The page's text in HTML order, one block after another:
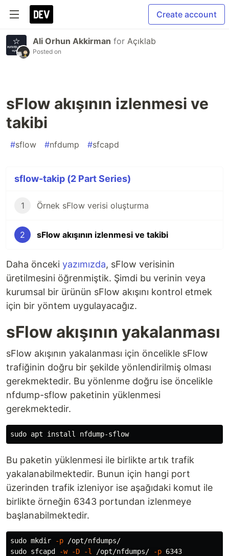
Create account
Ali Orhun Akkirman for Açıklab
Posted on
sFlow akışının izlenmesi ve
takibi
#sflow #nfdump #sfcapd
sflow-takip (2 Part Series)
1 Örnek sFlow verisi oluşturma
2 sFlow akışının izlenmesi ve takibi
Daha önceki yazımızda, sFlow verisinin
üretilmesini öğrenmiştik. Şimdi bu verinin veya
kurumsal bir ürünün sFlow akışını kontrol etmek
için bir yöntem uygulayacağız.
sFlow akışının yakalanması
sFlow akışının yakalanması için öncelikle sFlow
trafiğinin doğru bir şekilde yönlendirilmiş olması
gerekmektedir. Bu yönlenme doğru ise öncelikle
nfdump-sflow paketinin yüklenmesi
gerekmektedir.
sudo apt install
Bu paketin yüklenmesi ile birlikte artık trafik
yakalanabilmektedir. Bunun için hangi port
üzerinden trafik izleniyor ise aşağıdaki komut ile
birlikte örneğin 6343 portundan izlenmeye
başlanabilmektedir.
sudo mkdir -p
sudo sfcapd -w -D -l /opt/nfdumps/ -p